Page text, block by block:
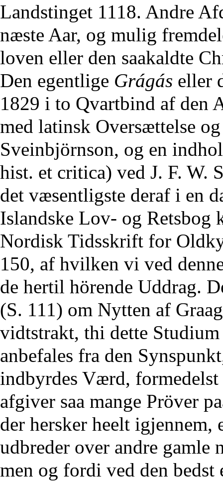
Landstinget 1118. Andre
næste Aar, og mulig
loven eller den saakaldte
Den egentlige Grágás eller
1829 i to Qvartbind af den
med latinsk Oversættelse
Sveinbjörnson, og en
hist. et critica) ved J. F. W.
det væsentligste deraf i en
Islandske Lov- og Retsbog
Nordisk Tidsskrift for
150, af hvilken vi ved
de hertil hörende Uddrag.
(S. 111) om Nytten af
vidtstrakt, thi dette
anbefales fra den
indbyrdes Værd,
afgiver saa mange Pröver
der hersker heelt
udbreder over andre
men og fordi ved den bedst